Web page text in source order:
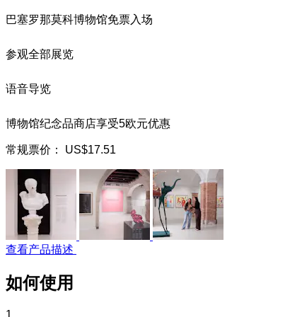
巴塞罗那莫科博物馆免票入场
参观全部展览
语音导览
博物馆纪念品商店享受5欧元优惠
常规票价： US$17.51
查看产品描述
如何使用
1